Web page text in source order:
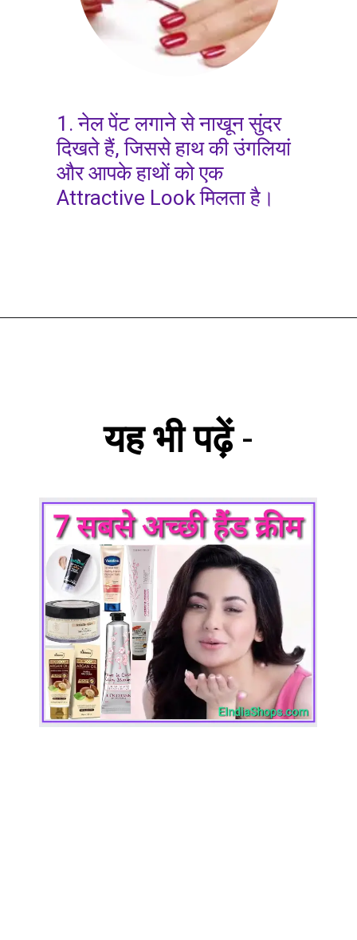
1. नेल पेंट लगाने से नाखून सुंदर
दिखते हैं, जिससे हाथ की उंगलियां
और आपके हाथों को एक
Attractive Look मिलता है।
यह भी पढ़ें-